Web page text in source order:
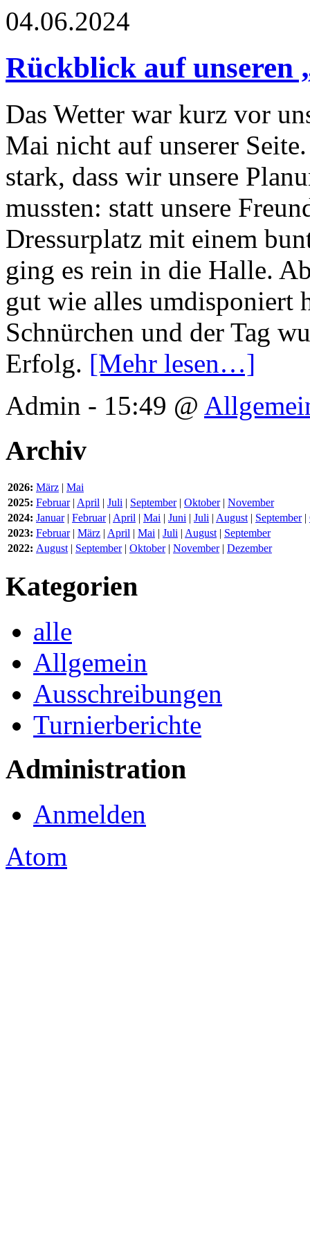
04.06.2024
Rückblick auf unseren
Das Wetter war kurz vor
Mai nicht auf unserer
stark, dass wir unsere
mussten: statt unsere
Dressurplatz mit einem
ging es rein in die Halle.
gut wie alles umdisponiert
Schnürchen und der Tag
Erfolg. [Mehr lesen…]
Admin - 15:49 @
Archiv
2026: März | Mai
2025: Februar| April | Juli | September| Oktober| November
2024: Januar| Februar| April | Mai | Juni | Juli | August | September|
2023: Februar| März | April | Mai | Juli | August | September
2022: August | September| Oktober| November| Dezember
Kategorien
alle
Allgemein
Ausschreibungen
Turnierberichte
Administration
Anmelden
Atom